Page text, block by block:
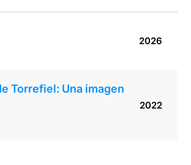
2026
Torrefiel: Una imagen
2022